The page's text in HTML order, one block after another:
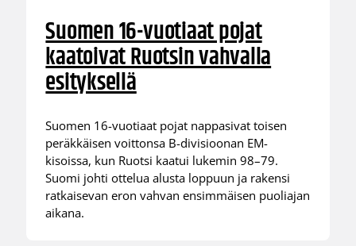
Suomen 16-vuotiaat pojat
kaatoivat Ruotsin vahvalla
esityksellä
Suomen 16-vuotiaat pojat nappasivat toisen
peräkkäisen voittonsa B-divisioonan EM-
kisoissa, kun Ruotsi kaatui lukemin 98–79.
Suomi johti ottelua alusta loppuun ja rakensi
ratkaisevan eron vahvan ensimmäisen puoliajan
aikana.